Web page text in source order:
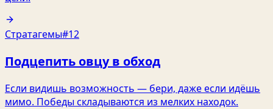
Стратагемы#12
Подцепить овцу в обход
Если видишь возможность — бери, даже если идёшь
мимо. Победы складываются из мелких находок.